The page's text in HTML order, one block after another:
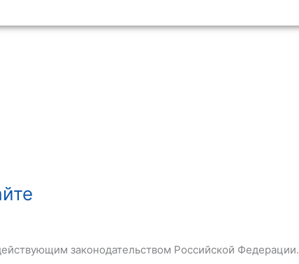
законодательством Российской Федерации.